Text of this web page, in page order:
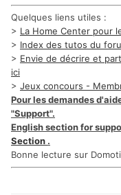
Quelques liens utiles :
> La Home Center pour
> Index des tutos du
> Envie de décrire et
ici
> Jeux concours -
Pour les demandes
"Support".
English section for
Section .
Bonne lecture sur